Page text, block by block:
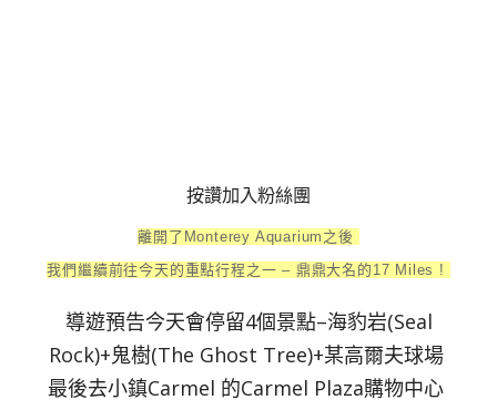
按讚加入粉絲團
離開了Monterey Aquarium之後
我們繼續前往今天的重點行程之一 – 鼎鼎大名的17 Miles !
導遊預告今天會停留4個景點–海豹岩(Seal
Rock)+鬼樹(The Ghost Tree)+某高爾夫球場
最後去小鎮Carmel 的Carmel Plaza購物中心